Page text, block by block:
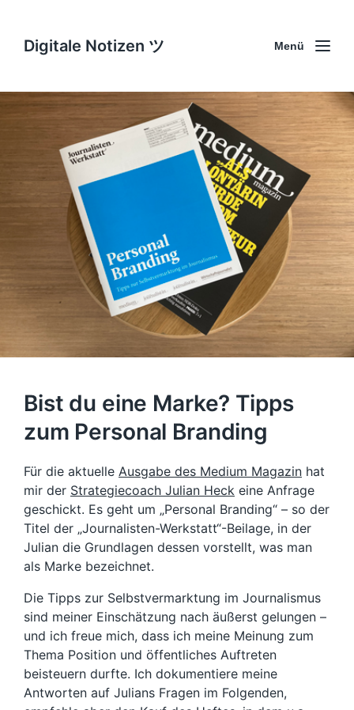
Digitale Notizen ツ Menü
Bist du eine Marke? Tipps
zum Personal Branding
Für die aktuelle Ausgabe des Medium Magazin hat
mir der Strategiecoach Julian Heck eine Anfrage
geschickt. Es geht um „Personal Branding“ – so der
Titel der „Journalisten-Werkstatt“-Beilage, in der
Julian die Grundlagen dessen vorstellt, was man
als Marke bezeichnet.
Die Tipps zur Selbstvermarktung im Journalismus
sind meiner Einschätzung nach äußerst gelungen –
und ich freue mich, dass ich meine Meinung zum
Thema Position und öffentliches Auftreten
beisteuern durfte. Ich dokumentiere meine
Antworten auf Julians Fragen im Folgenden,